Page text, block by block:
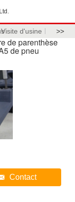
Visite d'usine >>
de parenthèse
de pneu
Contact